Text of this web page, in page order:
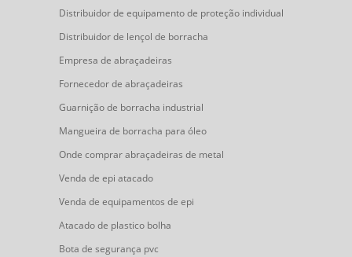
Distribuidor de equipamento de proteção individual
Distribuidor de lençol de borracha
Empresa de abraçadeiras
Fornecedor de abraçadeiras
Guarnição de borracha industrial
Mangueira de borracha para óleo
Onde comprar abraçadeiras de metal
Venda de epi atacado
Venda de equipamentos de epi
Atacado de plastico bolha
Bota de segurança pvc